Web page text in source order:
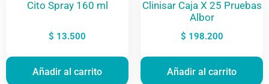
Cito Spray 160 ml
$ 13.500
Añadir al carrito
Clinisar Caja X 25 Pruebas
Albor
$ 198.200
Añadir al carrito